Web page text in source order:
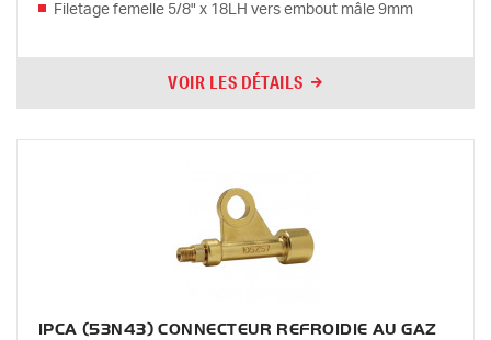
Filetage femelle 5/8" x 18LH vers embout mâle 9mm
VOIR LES DÉTAILS
1PCA (53N43) CONNECTEUR REFROIDIE AU GAZ